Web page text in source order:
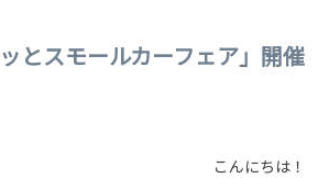
とスモールカーフェア」開催
こんにちは！